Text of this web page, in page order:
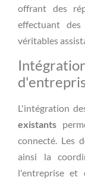
offrant des
effectuant
véritables
L'intégration
existants
connecté. Les
ainsi la
l'entreprise et